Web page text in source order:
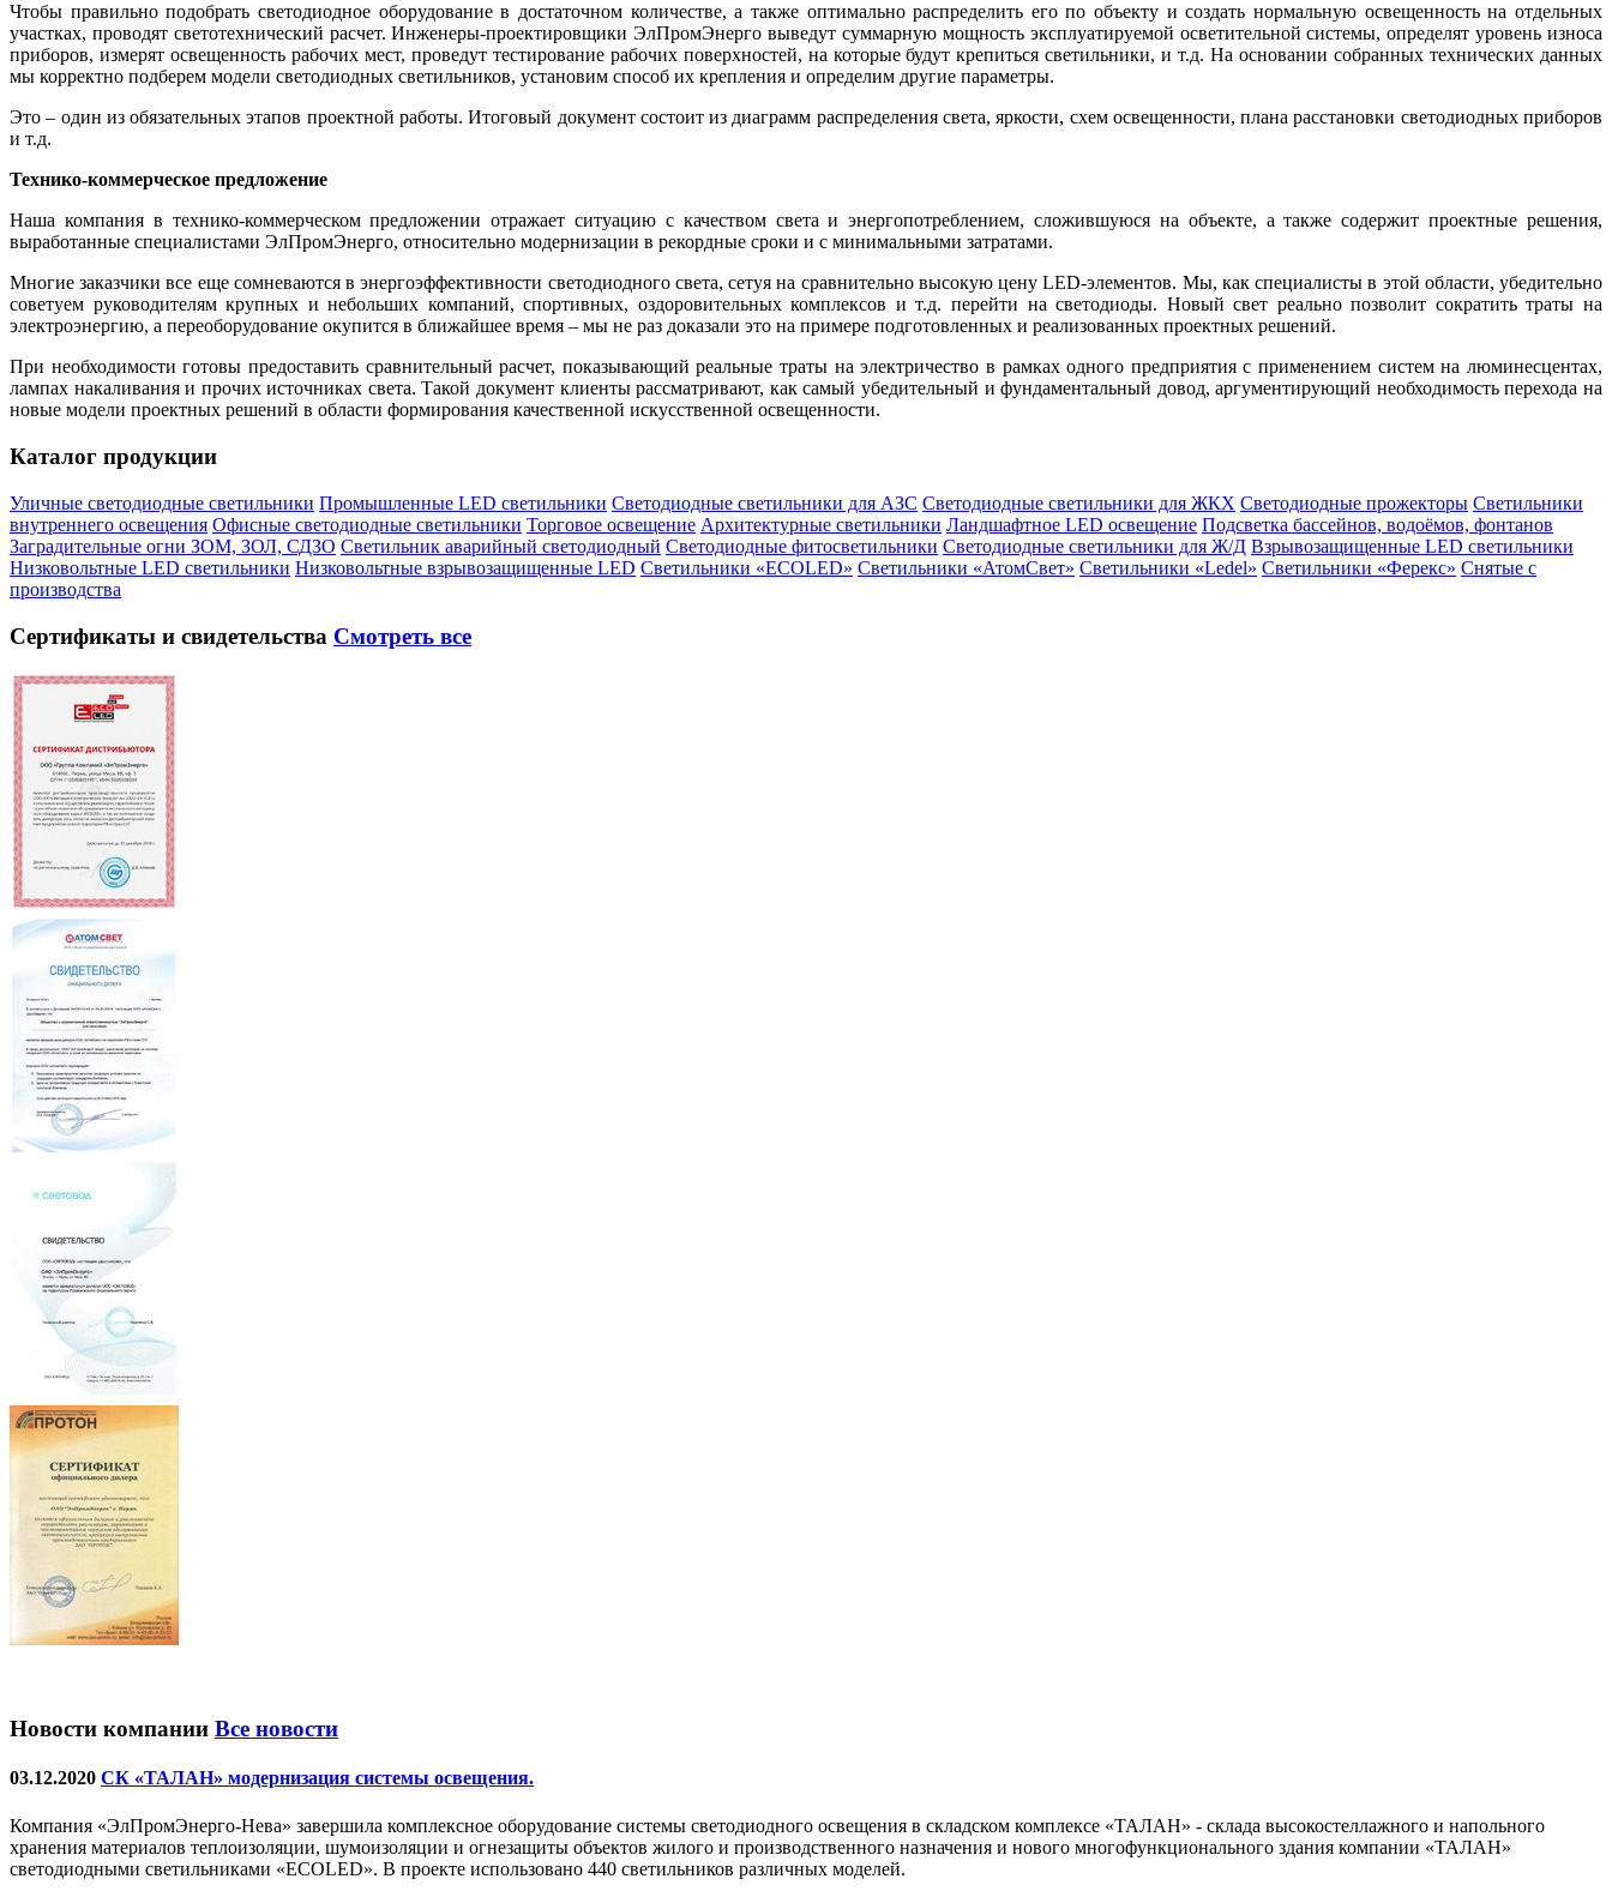
Чтобы правильно подобрать светодиодное оборудование в достаточном количестве, а также оптимально распределить его по объекту и создать нормальную освещенность на отдельных
участках, проводят светотехнический расчет. Инженеры-проектировщики ЭлПромЭнерго выведут суммарную мощность эксплуатируемой осветительной системы, определят уровень износа
приборов, измерят освещенность рабочих мест, проведут тестирование рабочих поверхностей, на которые будут крепиться светильники, и т.д. На основании собранных технических данных
мы корректно подберем модели светодиодных светильников, установим способ их крепления и определим другие параметры.
Это – один из обязательных этапов проектной работы. Итоговый документ состоит из диаграмм распределения света, яркости, схем освещенности, плана расстановки светодиодных приборов
и т.д.
Технико-коммерческое предложение
Наша компания в технико-коммерческом предложении отражает ситуацию с качеством света и энергопотреблением, сложившуюся на объекте, а также содержит проектные решения,
выработанные специалистами ЭлПромЭнерго, относительно модернизации в рекордные сроки и с минимальными затратами.
Многие заказчики все еще сомневаются в энергоэффективности светодиодного света, сетуя на сравнительно высокую цену LED-элементов. Мы, как специалисты в этой области, убедительно
советуем руководителям крупных и небольших компаний, спортивных, оздоровительных комплексов и т.д. перейти на светодиоды. Новый свет реально позволит сократить траты на
электроэнергию, а переоборудование окупится в ближайшее время – мы не раз доказали это на примере подготовленных и реализованных проектных решений.
При необходимости готовы предоставить сравнительный расчет, показывающий реальные траты на электричество в рамках одного предприятия с применением систем на люминесцентах,
лампах накаливания и прочих источниках света. Такой документ клиенты рассматривают, как самый убедительный и фундаментальный довод, аргументирующий необходимость перехода на
новые модели проектных решений в области формирования качественной искусственной освещенности.
Каталог продукции
Уличные светодиодные светильники Промышленные LED светильники Светодиодные светильники для АЗС Светодиодные светильники для ЖКХ Светодиодные прожекторы Светильники
внутреннего освещения Офисные светодиодные светильники Торговое освещение Архитектурные светильники Ландшафтное LED освещение Подсветка бассейнов, водоёмов, фонтанов
Заградительные огни ЗОМ, ЗОЛ, СДЗО Светильник аварийный светодиодный Светодиодные фитосветильники Светодиодные светильники для Ж/Д Взрывозащищенные LED светильники
Низковольтные LED светильники Низковольтные взрывозащищенные LED Светильники «ECOLED» Светильники «АтомСвет» Светильники «Ledel» Светильники «Ферекс» Снятые с
производства
Сертификаты и свидетельства Смотреть все
Новости компании Все новости
03.12.2020 СК «ТАЛАН» модернизация системы освещения.
Компания «ЭлПромЭнерго-Нева» завершила комплексное оборудование системы светодиодного освещения в складском комплексе «ТАЛАН» - склада высокостеллажного и напольного
хранения материалов теплоизоляции, шумоизоляции и огнезащиты объектов жилого и производственного назначения и нового многофункционального здания компании «ТАЛАН»
светодиодными светильниками «ECOLED». В проекте использовано 440 светильников различных моделей.